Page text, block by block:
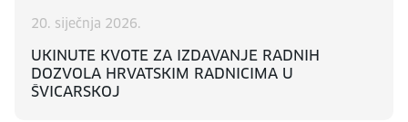
20. siječnja 2026.
UKINUTE KVOTE ZA IZDAVANJE RADNIH
DOZVOLA HRVATSKIM RADNICIMA U
ŠVICARSKOJ